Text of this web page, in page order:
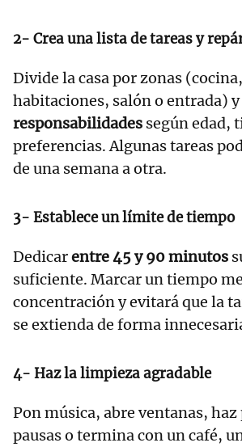
2- Crea una lista de tareas y
Divide la casa por zonas
habitaciones, salón o entrada) y
responsabilidades según edad,
preferencias. Algunas tareas
de una semana a otra.
3- Establece un límite de tiempo
Dedicarentre 45 y 90 minutos
suficiente. Marcar un tiempo
concentración y evitará que la
se extienda de forma
4- Haz la limpieza agradable
Pon música, abre ventanas, haz
pausas o termina con un café,